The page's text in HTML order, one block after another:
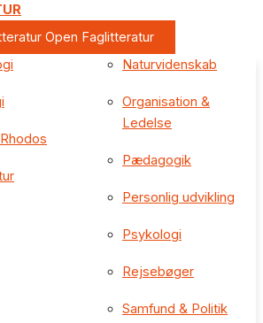
Open Faglitteratur
Naturvidenskab
Organisation &
Ledelse
Pædagogik
Personlig udvikling
Psykologi
Rejsebøger
Samfund & Politik